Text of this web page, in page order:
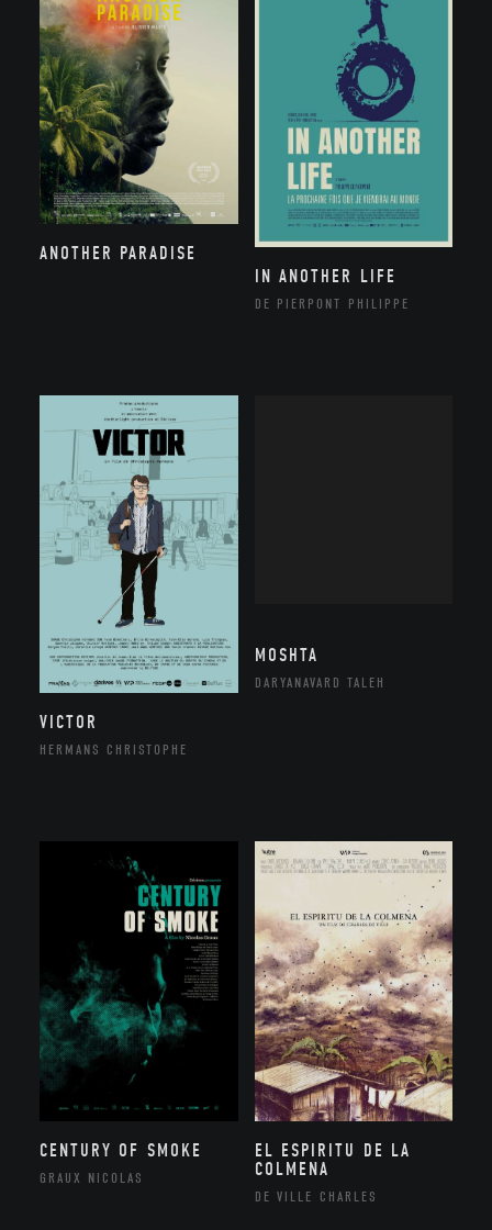
ANOTHER PARADISE
IN ANOTHER LIFE
DE PIERPONT PHILIPPE
VICTOR
HERMANS CHRISTOPHE
MOSHTA
DARYANAVARD TALEH
CENTURY OF SMOKE
GRAUX NICOLAS
EL ESPIRITU DE LA
COLMENA
DE VILLE CHARLES